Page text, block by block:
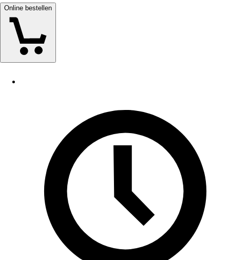
Online bestellen